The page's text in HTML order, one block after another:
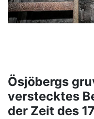
Ösjöbergs
verstecktes
der Zeit des